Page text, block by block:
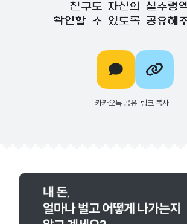
친구도 자신의 실수령
확인할 수 있도록 공유해
카카오톡 공유 링크 복사